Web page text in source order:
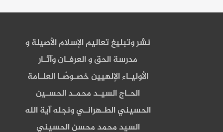
نشر وتبليغ تعاليم الإسلام الأصيلة و
مدرسة الحق و العرفـان وآثـار
الأوليـاء الإلهيين خصـوصًـا العلـامة
الحـاج السيـد محمـد الحسـين
الحسيني الطـهرانـي ونجله آية الله
السيد محمد محسن الحسيني